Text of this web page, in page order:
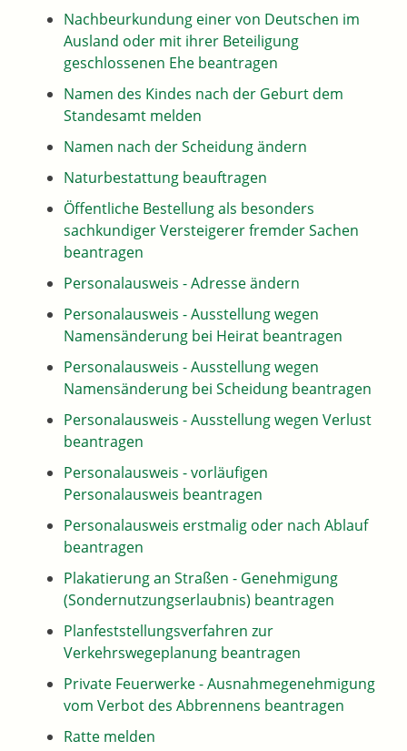
Nachbeurkundung einer von Deutschen im
Ausland oder mit ihrer Beteiligung
geschlossenen Ehe beantragen
Namen des Kindes nach der Geburt dem
Standesamt melden
Namen nach der Scheidung ändern
Naturbestattung beauftragen
Öffentliche Bestellung als besonders
sachkundiger Versteigerer fremder Sachen
beantragen
Personalausweis - Adresse ändern
Personalausweis - Ausstellung wegen
Namensänderung bei Heirat beantragen
Personalausweis - Ausstellung wegen
Namensänderung bei Scheidung beantragen
Personalausweis - Ausstellung wegen Verlust
beantragen
Personalausweis - vorläufigen
Personalausweis beantragen
Personalausweis erstmalig oder nach Ablauf
beantragen
Plakatierung an Straßen - Genehmigung
(Sondernutzungserlaubnis) beantragen
Planfeststellungsverfahren zur
Verkehrswegeplanung beantragen
Private Feuerwerke - Ausnahmegenehmigung
vom Verbot des Abbrennens beantragen
Ratte melden